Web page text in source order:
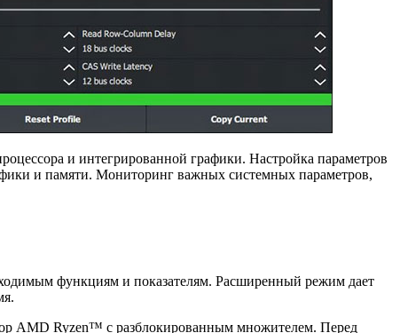
и интегрированной графики. Настройка параметров
и памяти. Мониторинг важных системных параметров,
функциям и показателям. Расширенный режим дает
AMD Ryzen™ с разблокированным множителем. Перед